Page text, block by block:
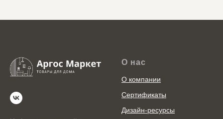
О нас
О компании
Сертификаты
Дизайн-ресурсы